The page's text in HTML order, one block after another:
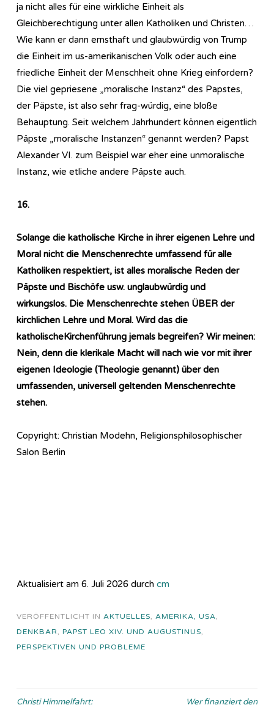
ja nicht alles für eine wirkliche Einheit als
Gleichberechtigung unter allen Katholiken und Christen…
Wie kann er dann ernsthaft und glaubwürdig von Trump
die Einheit im us-amerikanischen Volk oder auch eine
friedliche Einheit der Menschheit ohne Krieg einfordern?
Die viel gepriesene „moralische Instanz“ des Papstes,
der Päpste, ist also sehr frag-würdig, eine bloße
Behauptung. Seit welchem Jahrhundert können eigentlich
Päpste „moralische Instanzen“ genannt werden? Papst
Alexander VI. zum Beispiel war eher eine unmoralische
Instanz, wie etliche andere Päpste auch.
16.
Solange die katholische Kirche in ihrer eigenen Lehre und
Moral nicht die Menschenrechte umfassend für alle
Katholiken respektiert, ist alles moralische Reden der
Päpste und Bischöfe usw. unglaubwürdig und
wirkungslos. Die Menschenrechte stehen ÜBER der
kirchlichen Lehre und Moral. Wird das die
katholischeKirchenführung jemals begreifen? Wir meinen:
Nein, denn die klerikale Macht will nach wie vor mit ihrer
eigenen Ideologie (Theologie genannt) über den
umfassenden, universell geltenden Menschenrechte
stehen.
Copyright: Christian Modehn, Religionsphilosophischer
Salon Berlin
Aktualisiert am 6. Juli 2026 durch cm
VERÖFFENTLICHT IN AKTUELLES, AMERIKA, USA,
DENKBAR, PAPST LEO XIV. UND AUGUSTINUS,
PERSPEKTIVEN UND PROBLEME
Christi Himmelfahrt:
Wer finanziert den